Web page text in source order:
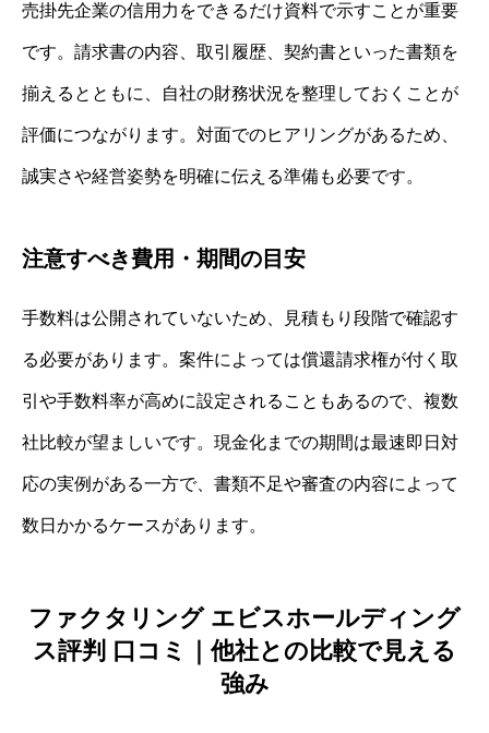
売掛先企業の信用力をできるだけ資料で示すことが重要
です。請求書の内容、取引履歴、契約書といった書類を
揃えるとともに、自社の財務状況を整理しておくことが
評価につながります。対面でのヒアリングがあるため、
誠実さや経営姿勢を明確に伝える準備も必要です。
注意すべき費用・期間の目安
手数料は公開されていないため、見積もり段階で確認す
る必要があります。案件によっては償還請求権が付く取
引や手数料率が高めに設定されることもあるので、複数
社比較が望ましいです。現金化までの期間は最速即日対
応の実例がある一方で、書類不足や審査の内容によって
数日かかるケースがあります。
ファクタリング エビスホールディング
ス評判 口コミ｜他社との比較で見える
強み